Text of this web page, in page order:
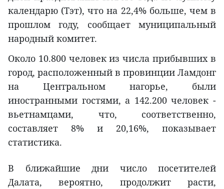
календарю (Тэт), что на 22,4% больше, чем в
прошлом году, сообщает муниципальный
народный комитет.
Около 10.800 человек из числа прибывших в
город, расположенный в провинции Ламдонг
на Центральном нагорье, были
иностранными гостями, а 142.200 человек -
вьетнамцами, что, соответственно,
составляет 8% и 20,16%, показывает
статистика.
В ближайшие дни число посетителей
Далата, вероятно, продолжит расти,